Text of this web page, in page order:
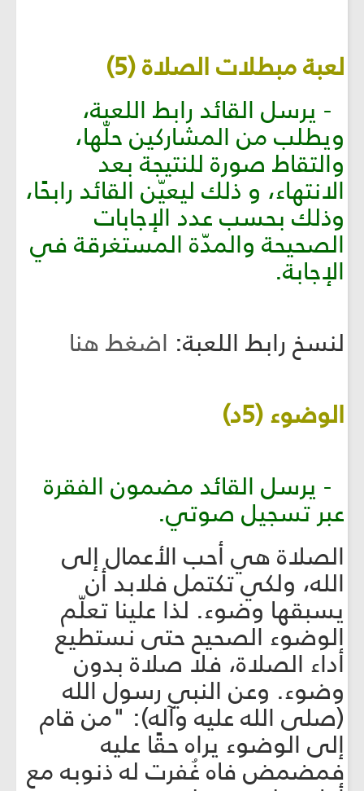
لعبة مبطلات الصلاة (5)
- يرسل القائد رابط اللعبة،
ويطلب من المشاركين حلّها،
والتقاط صورة للنتيجة بعد
الانتهاء، و ذلك ليعيّن القائد رابحًا،
وذلك بحسب عدد الإجابات
الصحيحة والمدّة المستغرقة في
الإجابة.
لنسخ رابط اللعبة: اضغط هنا
الوضوء (5د)
- يرسل القائد مضمون الفقرة
عبر تسجيل صوتي.
الصلاة هي أحب الأعمال إلى
الله، ولكي تكتمل فلابد أن
يسبقها وضوء. لذا علينا تعلّم
الوضوء الصحيح حتى نستطيع
أداء الصلاة، فلا صلاة بدون
وضوء. وعن النبي رسول الله
(صلى الله عليه وآله): "من قام
إلى الوضوء يراه حقًا عليه
فمضمض فاه غُفرت له ذنوبه مع